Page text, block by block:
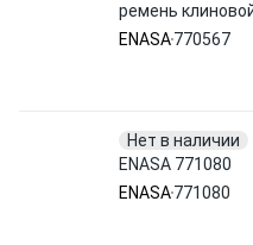
ремень
ENASA770567
Нет в наличии
ENASA 771080
ENASA771080